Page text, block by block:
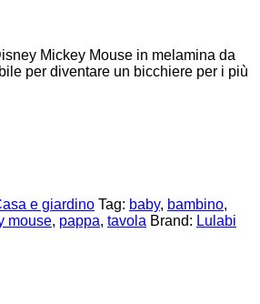
Mickey Mouse in melamina da
per diventare un bicchiere per i più
e giardino Tag: baby, bambino,
mouse, pappa, tavola Brand: Lulabi